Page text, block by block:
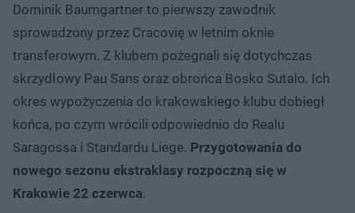
Dominik Baumgartner to pierwszy zawodnik
sprowadzony przez Cracovię w letnim oknie
transferowym. Z klubem pożegnali się dotychczas
skrzydłowy Pau Sans oraz obrońca Bosko Sutalo. Ich
okres wypożyczenia do krakowskiego klubu dobiegł
końca, po czym wrócili odpowiednio do Realu
Saragossa i Standardu Liege. Przygotowania do
nowego sezonu ekstraklasy rozpoczną się w
Krakowie 22 czerwca.